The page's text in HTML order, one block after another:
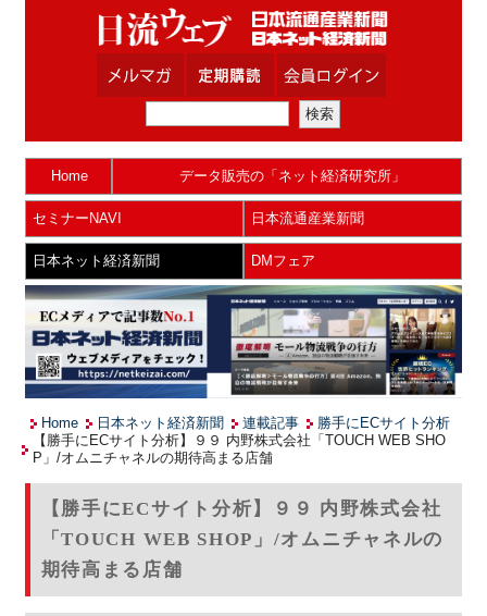
Home データ販売の「ネット経済研究所」
セミナーNAVI 日本流通産業新聞
日本ネット経済新聞 DMフェア
Home 日本ネット経済新聞 連載記事
勝手にECサイト分析
【勝手にECサイト分析】９９ 内野株式会社「TOUCH WEB SHO
P」/オムニチャネルの期待高まる店舗
【勝手にECサイト分析】９９ 内野株式会社
「TOUCH WEB SHOP」/オムニチャネルの
期待高まる店舗